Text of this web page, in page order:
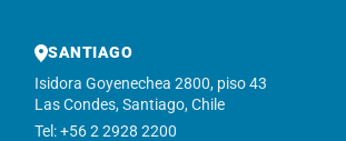
SANTIAGO
Isidora Goyenechea 2800, piso 43
Las Condes, Santiago, Chile
Tel: +56 2 2928 2200